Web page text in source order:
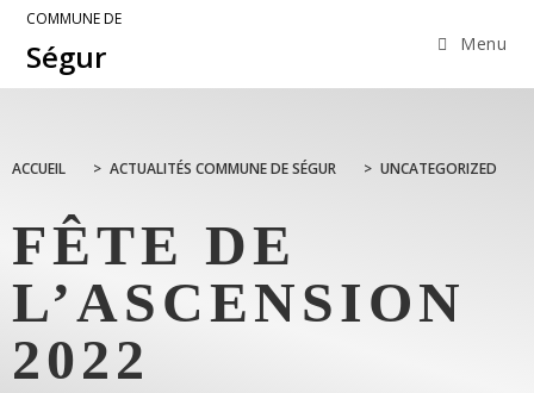
COMMUNE DE
Ségur Menu
ACCUEIL > ACTUALITÉS COMMUNE DE SÉGUR > UNCATEGORIZED
FÊTE DE
L’ASCENSION
2022